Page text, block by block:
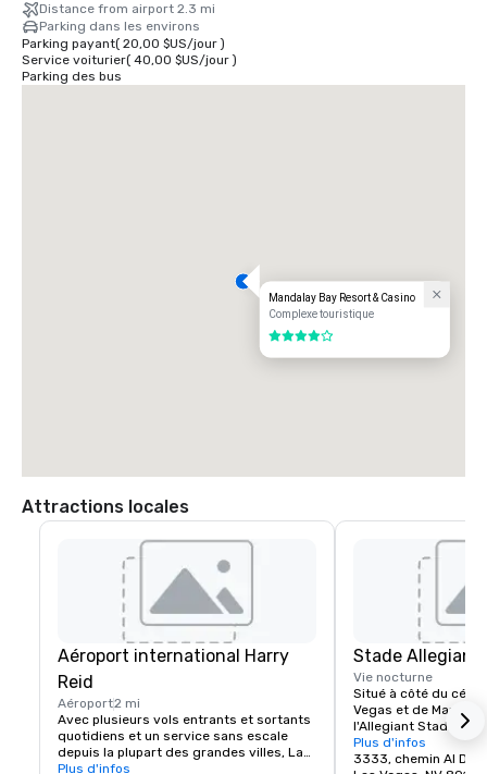
Distance from airport 2.3 mi
Parking dans les environs
Parking payant( 20,00 $US/jour)
Service voiturier( 40,00 $US/jour)
Parking des bus
Mandalay Bay Resort & Casino
Complexe touristique
4 sur 5
Attractions locales
Aéroport international Harry
Reid
Aéroport2 mi
Avec plusieurs vols entrants et sortants
quotidiens et un service sans escale
depuis la plupart des grandes villes, Las
Vegas est facile pour votre temps et
Plus d'infos
Stade Allegiant
Vie nocturne
Situé à côté du
Vegas et de
l'Allegiant Stadium
mondiale pour les
soulignée par
Plus d'infos
3333, chemin Al